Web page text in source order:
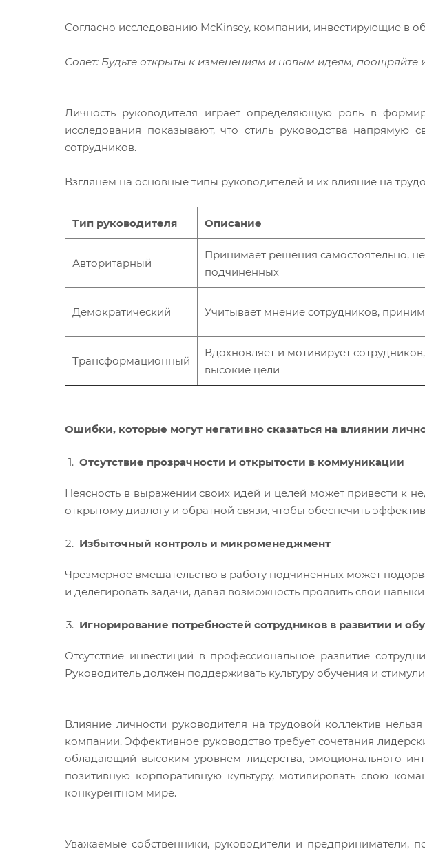
Согласно исследованию McKinsey, компании, инвестирующие в
Совет: Будьте открыты к изменениям и новым идеям, поощряйте
Личность руководителя играет определяющую роль в
исследования показывают, что стиль руководства
сотрудников.
Взглянем на основные типы руководителей и их влияние на
Тип руководителя Описание
Авторитарный
Принимает решения самостоятельно,
подчиненных
Демократический Учитывает мнение сотрудников,
Трансформационный
Вдохновляет и мотивирует
высокие цели
Ошибки, которые могут негативно сказаться на влиянии
Отсутствие прозрачности и открытости в коммуникации
Неясность в выражении своих идей и целей может привести к
открытому диалогу и обратной связи, чтобы обеспечить
Избыточный контроль и микроменеджмент
Чрезмерное вмешательство в работу подчиненных может
и делегировать задачи, давая возможность проявить свои
Игнорирование потребностей сотрудников в развитии и
Отсутствие инвестиций в профессиональное развитие
Руководитель должен поддерживать культуру обучения и
Влияние личности руководителя на трудовой коллектив
компании. Эффективное руководство требует сочетания
обладающий высоким уровнем лидерства, эмоционального
позитивную корпоративную культуру, мотивировать свою
конкурентном мире.
Уважаемые собственники, руководители и предприниматели,